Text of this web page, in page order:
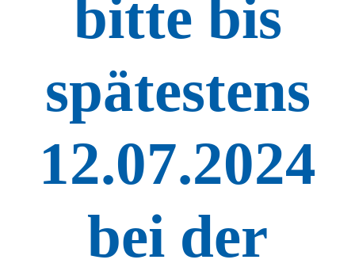
bitte bis
spätestens
12.07.2024
bei der